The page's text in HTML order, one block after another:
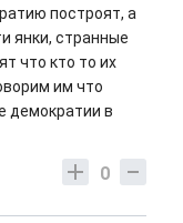
построят, а
янки, странные
что кто то их
им что
демократии в
0